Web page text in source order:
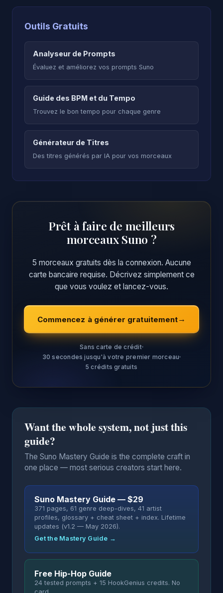
Outils Gratuits
Analyseur de Prompts
Évaluez et améliorez vos prompts Suno
Guide des BPM et du Tempo
Trouvez le bon tempo pour chaque genre
Générateur de Titres
Des titres générés par IA pour vos morceaux
Prêt à faire de meilleurs
morceaux Suno ?
5 morceaux gratuits dès la connexion. Aucune
carte bancaire requise. Décrivez simplement ce
que vous voulez et lancez-vous.
Commencez à générer gratuitement
Sans carte de crédit
30 secondes jusqu'à votre premier morceau
5 crédits gratuits
Want the whole system, not just this
guide?
The Suno Mastery Guide is the complete craft in
one place — most serious creators start here.
Suno Mastery Guide — $29
371 pages, 61 genre deep-dives, 41 artist
profiles, glossary + cheat sheet + index. Lifetime
updates (v1.2 — May 2026).
Get the Mastery Guide →
Free Hip-Hop Guide
24 tested prompts + 15 HookGenius credits. No